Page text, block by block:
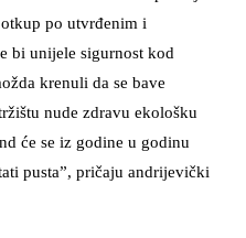
po utvrđenim i
bi unijele sigurnost kod
krenuli da se bave
nude zdravu ekološku
će se iz godine u godinu
pusta”, pričaju andrijevički